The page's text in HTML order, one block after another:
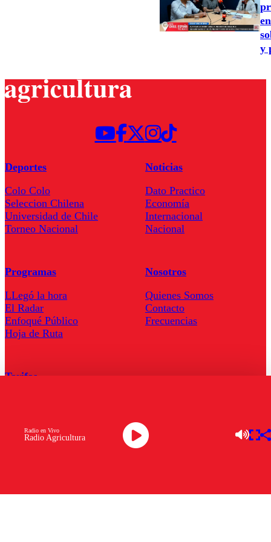
y
Radio Agricultura
Radio en Vivo
Deportes
Colo Colo
Seleccion Chilena
Universidad de Chile
Torneo Nacional
Noticias
Dato Practico
Economía
Internacional
Nacional
Programas
LLegó la hora
El Radar
Enfoqué Público
Hoja de Ruta
Nosotros
Quienes Somos
Contacto
Frecuencias
Tarifas
Descarga la APP